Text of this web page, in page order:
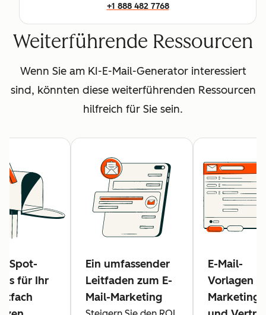
+1 888 482 7768
Weiterführende Ressourcen
Wenn Sie am KI-E-Mail-Generator interessiert
sind, könnten diese weiterführenden Ressourcen
hilfreich für Sie sein.
für Ihr
Ein umfassender
Leitfaden zum E-
Mail-Marketing
E-Mail-
Vorlagen
Marketing